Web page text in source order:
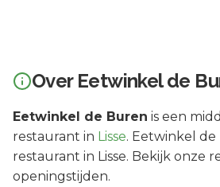
Over Eetwinkel de
Eetwinkel de Buren is een
restaurant in Lisse. Eetwinkel de
restaurant in Lisse. Bekijk onze
openingstijden.